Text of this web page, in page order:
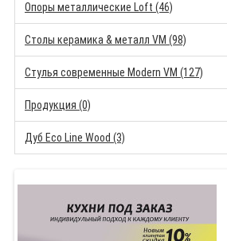
Опоры металлические Loft (46)
Столы керамика & металл VM (98)
Стулья современные Modern VM (127)
Продукция (0)
Дуб Eco Line Wood (3)